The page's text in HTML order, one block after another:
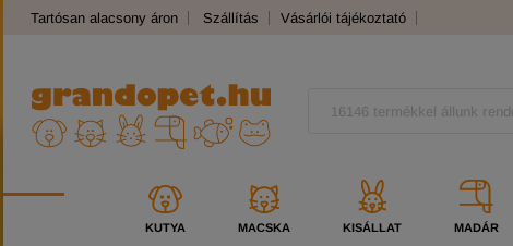
Tartósan alacsony áron Szállítás Vásárlói tájékoztató
KUTYA MACSKA KISÁLLAT MADÁR